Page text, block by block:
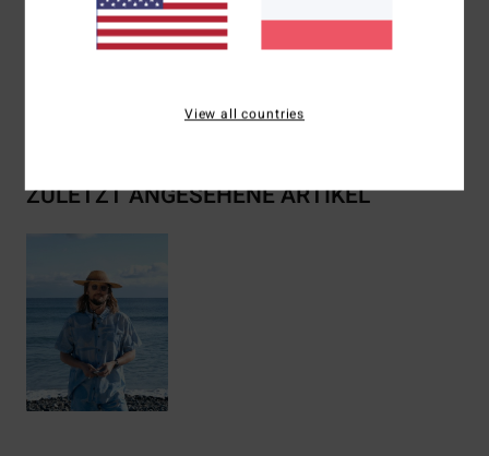
Zusammensetzung52 % Baumwolle, 48 % Lyocell
Versand & Rückversand
ZULETZT ANGESEHENE ARTIKEL
View all countries